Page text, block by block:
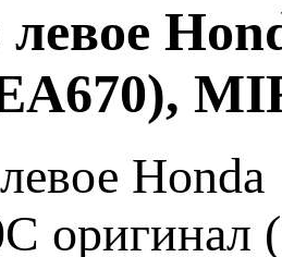
левое